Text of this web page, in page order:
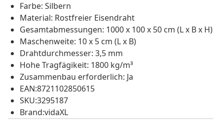
Farbe: Silbern
Material: Rostfreier Eisendraht
Gesamtabmessungen: 1000 x 100 x 50 cm (L x B x H)
Maschenweite: 10 x 5 cm (L x B)
Drahtdurchmesser: 3,5 mm
Hohe Tragfägikeit: 1800 kg/m³
Zusammenbau erforderlich: Ja
EAN:8721102850615
SKU:3295187
Brand:vidaXL